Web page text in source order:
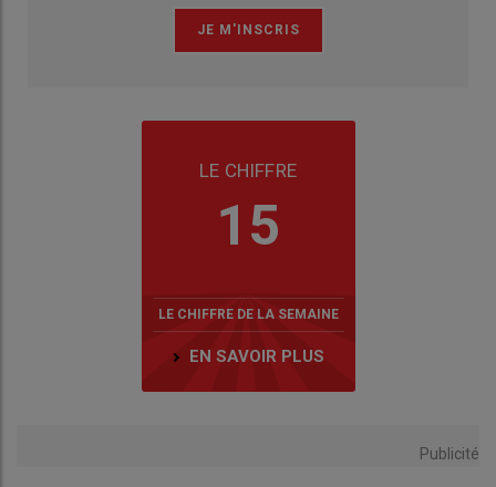
LE CHIFFRE
15
LE CHIFFRE DE LA SEMAINE
EN SAVOIR PLUS
Publicité